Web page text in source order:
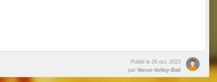
Publié le 26 oct. 2023
par Vence-Volley-Ball